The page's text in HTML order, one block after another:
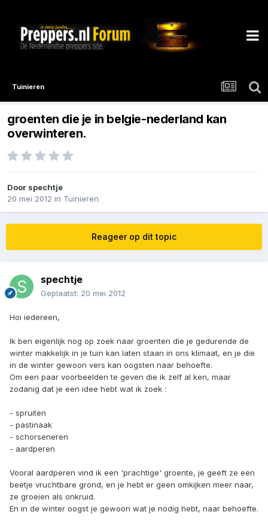
Tuinieren
groenten die je in belgie-nederland kan
overwinteren.
Door spechtje
20 mei 2012 in Tuinieren
Reageer op dit topic
spechtje
Geplaatst: 20 mei 2012
Hoi iedereen,
Ik ben eigenlijk nog op zoek naar groenten die je gedurende de
winter makkelijk in je tuin kan laten staan in ons klimaat, en je die
in de winter gewoon vers kan oogsten naar behoefte.
Om een paar voorbeelden te geven die ik zelf al ken, maar
zodanig dat je een idee hebt wat ik zoek :
- spruiten
- pastinaak
- schorseneren
- aardperen
Vooral aardperen vind ik een 'prachtige' groente, je geeft ze een
beetje vruchtbare grond, en je hebt er geen omkijken meer naar,
ze groeien als onkruid.
En in de winter oogst je gewoon wat je nodig hebt, naar behoefte.